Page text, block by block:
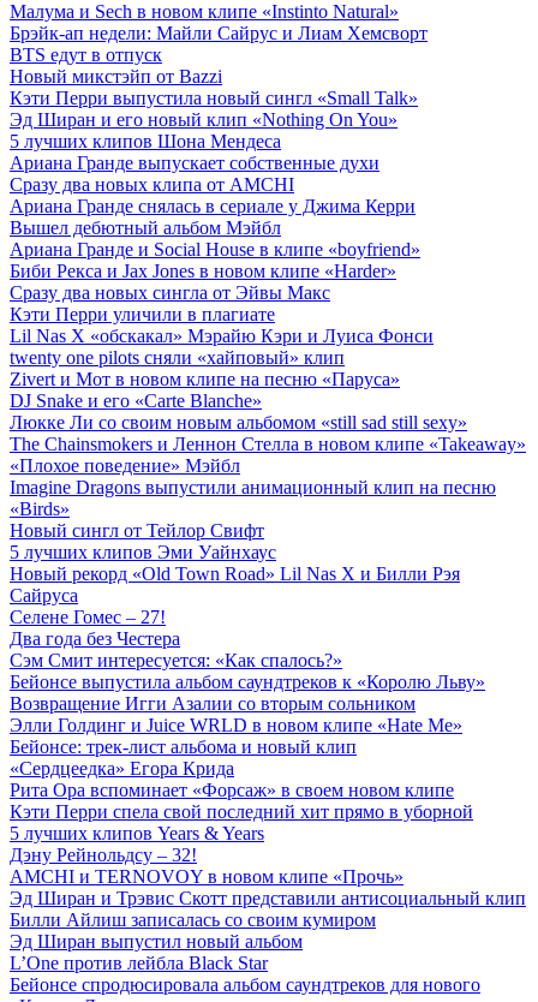
Малума и Sech в новом клипе «Instinto Natural»
Брэйк-ап недели: Майли Сайрус и Лиам Хемсворт
BTS едут в отпуск
Новый микстэйп от Bazzi
Кэти Перри выпустила новый сингл «Small Talk»
Эд Ширан и его новый клип «Nothing On You»
5 лучших клипов Шона Мендеса
Ариана Гранде выпускает собственные духи
Сразу два новых клипа от AMCHI
Ариана Гранде снялась в сериале у Джима Керри
Вышел дебютный альбом Мэйбл
Ариана Гранде и Social House в клипе «boyfriend»
Биби Рекса и Jax Jones в новом клипе «Harder»
Сразу два новых сингла от Эйвы Макс
Кэти Перри уличили в плагиате
Lil Nas X «обскакал» Мэрайю Кэри и Луиса Фонси
twenty one pilots сняли «хайповый» клип
Zivert и Мот в новом клипе на песню «Паруса»
DJ Snake и его «Carte Blanche»
Люкке Ли со своим новым альбомом «still sad still sexy»
The Chainsmokers и Леннон Стелла в новом клипе «Takeaway»
«Плохое поведение» Мэйбл
Imagine Dragons выпустили анимационный клип на песню
«Birds»
Новый сингл от Тейлор Свифт
5 лучших клипов Эми Уайнхаус
Новый рекорд «Old Town Road» Lil Nas X и Билли Рэя
Сайруса
Селене Гомес – 27!
Два года без Честера
Сэм Смит интересуется: «Как спалось?»
Бейонсе выпустила альбом саундтреков к «Королю Льву»
Возвращение Игги Азалии со вторым сольником
Элли Голдинг и Juice WRLD в новом клипе «Hate Me»
Бейонсе: трек-лист альбома и новый клип
«Сердцеедка» Егора Крида
Рита Ора вспоминает «Форсаж» в своем новом клипе
Кэти Перри спела свой последний хит прямо в уборной
5 лучших клипов Years & Years
Дэну Рейнольдсу – 32!
AMCHI и TERNOVOY в новом клипе «Прочь»
Эд Ширан и Трэвис Скотт представили антисоциальный клип
Билли Айлиш записалась со своим кумиром
Эд Ширан выпустил новый альбом
L’One против лейбла Black Star
Бейонсе спродюсировала альбом саундтреков для нового